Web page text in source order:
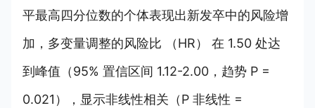
平最高四分位数的个体表现出新发卒中的风险增
加，多变量调整的风险比 （HR） 在 1.50 处达
到峰值（95% 置信区间 1.12-2.00，趋势 P =
0.021），显示非线性相关（P 非线性 =